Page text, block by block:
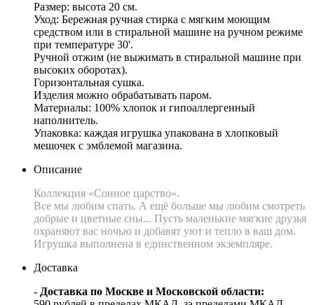
Размер: высота 20 см.
Уход: Бережная ручная стирка с мягким моющим
средством или в стиральной машине на ручном режиме
при температуре 30'.
Ручной отжим (не выжимать в стиральной машине при
высоких оборотах).
Горизонтальная сушка.
Изделия можно обрабатывать паром.
Материалы: 100% хлопок и гипоаллергенный
наполнитель.
Упаковка: каждая игрушка упакована в хлопковый
мешочек с эмблемой магазина.
Описание
Коллекция «Сонное царство».
Все мы любим спать. А ещё больше мы любим смотреть
добрые и цветные сны... Пусть маленькие мягкие друзья
охраняют вас ночью и добавят уют и тепло в ваш дом.
Игрушка выполнена в единственном экземпляре.
Доставка
- Доставка по Москве и Московской области: